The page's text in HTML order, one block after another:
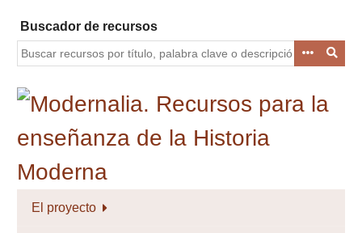
contenido
principal
Buscador de recursos
El proyecto